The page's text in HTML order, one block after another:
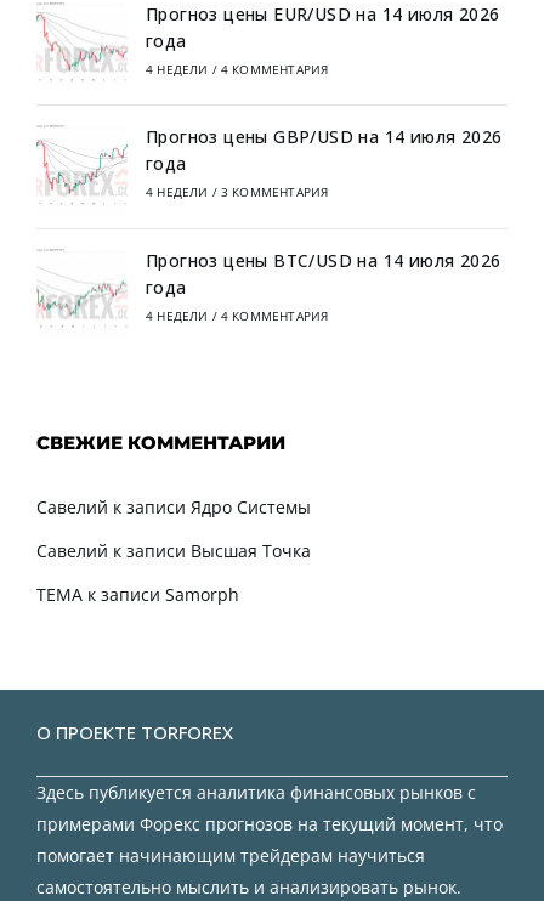
Прогноз цены EUR/USD на 14 июля 2026
года
4 НЕДЕЛИ / 4 КОММЕНТАРИЯ
Прогноз цены GBP/USD на 14 июля 2026
года
4 НЕДЕЛИ / 3 КОММЕНТАРИЯ
Прогноз цены BTC/USD на 14 июля 2026
года
4 НЕДЕЛИ / 4 КОММЕНТАРИЯ
СВЕЖИЕ КОММЕНТАРИИ
Савелий к записи Ядро Системы
Савелий к записи Высшая Точка
TEMA к записи Samorph
О ПРОЕКТЕ TORFOREX
Здесь публикуется аналитика финансовых рынков с
примерами Форекс прогнозов на текущий момент, что
помогает начинающим трейдерам научиться
самостоятельно мыслить и анализировать рынок.